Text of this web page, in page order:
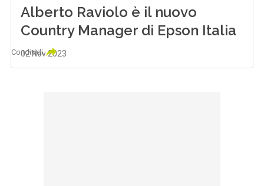
Alberto Raviolo è il nuovo
Country Manager di Epson Italia
02 Nov 2023
Condividi